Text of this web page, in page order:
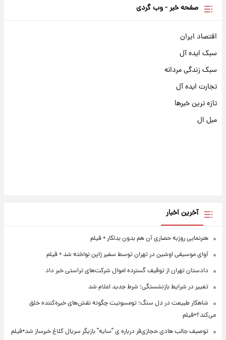
صفحه خبر - وب گردی
اقتصاد ایران
سبک ایده آل
سبک زندگی مردانه
تجارت ایده آل
تازه ترین خبرها
مبل ال
آخرین اخبار
هنرنمایی روزبه حصاری آن هم بدون بدلکار + فیلم
آوای موسیقی اوشین در تهران توسط سفیر ژاپن نواخته شد + فیلم
دادستان تهران از توقیف گسترده اموال شرکت‌های تراستی خبر داد
تغییر در شرایط بازنشستگی؛ شرط جدید اعلام شد
شاهکار طبیعت در دل سنگ؛ تومسونیت چگونه نقش‌های خیره‌کننده خلق
می‌کند؟+فیلم
توصیف جالب هادی حجازی‌فر درباره ی "سایه" بازیگر سریال کلاغ خبرساز شد+فیلم